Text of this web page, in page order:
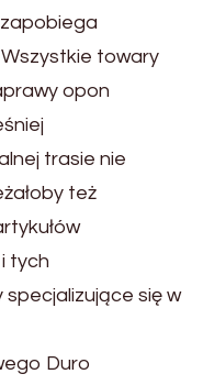
towary
opon
trasie nie
też
tych
się w
Duro